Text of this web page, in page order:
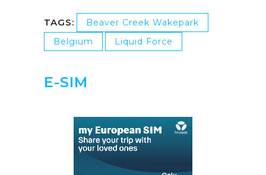
TAGS:
Beaver Creek Wakepark
Belgium
Liquid Force
E-SIM